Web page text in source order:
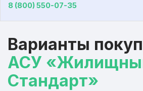
8 (800) 550-07-35
Варианты
АСУ
Стандарт»